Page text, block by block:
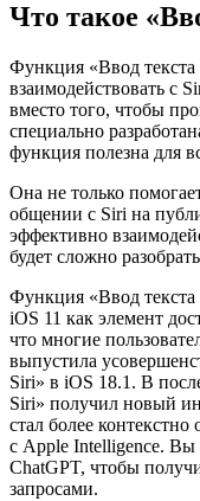
Что такое
Функция «Ввод текста
взаимодействовать с
вместо того, чтобы
специально
функция полезна для
Она не только
общении с Siri на
эффективно
будет сложно
Функция «Ввод текста
iOS 11 как элемент
что многие
выпустила
Siri» в iOS 18.1. В
Siri» получил новый
стал более
с Apple Intelligence.
ChatGPT, чтобы
запросами.